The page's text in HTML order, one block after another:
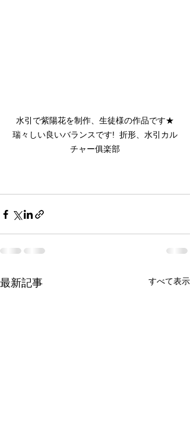
水引で紫陽花を制作、生徒様の作品です★
瑞々しい良いバランスです!  折形、水引カル
チャー俱楽部
最新記事 すべて表示